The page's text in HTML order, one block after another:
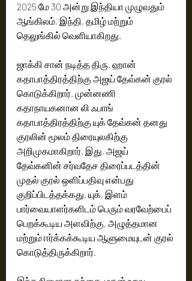
2025 மே 30 அன்று இந்தியா முழுவதும்
ஆங்கிலம், இந்தி, தமிழ் மற்றும்
தெலுங்கில் வெளியாகிறது.
ஜாக்கி சான் நடித்த திரு. ஹான்
கதாபாத்திரத்திற்கு அஜய் தேவ்கன் குரல்
கொடுக்கிறார். முன்னணி
கதாநாயகனான லி ஃபாங்
கதாபாத்திரத்திற்கு யுக் தேவ்கன் தனது
குரலின் மூலம் திரையுலகிற்கு
அறிமுகமாகிறார். இது, அஜய்
தேவ்கனின் சர்வதேச திரைப்படத்தின்
முதல் குரல் ஒளிப்பதிவு என்பது
குறிப்பிடத்தக்கது. யுக், இளம்
பார்வையாளர்களிடம் பெரும் வரவேற்பைப்
பெறக்கூடிய அளவிற்கு, அழுத்தமான
மற்றும் ஈர்க்கக்கூடிய ஆளுமையுடன் குரல்
கொடுத்திருக்கிறார்.